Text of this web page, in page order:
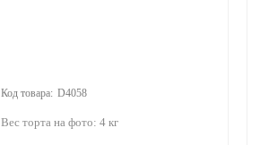
D4058
Вес торта на фото: 4 кг